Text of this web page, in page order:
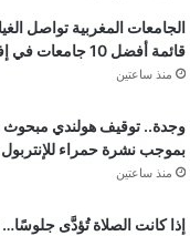
الجامعات المغربية تواصل
قائمة أفضل 10 جامعات في إفريقيا
منذ ساعتين
وجدة.. توقيف هولندي مبحوث
بموجب نشرة حمراء للإنتربول
منذ ساعتين
إذا كانت الصلاة تُؤدَّى جلوسًا…